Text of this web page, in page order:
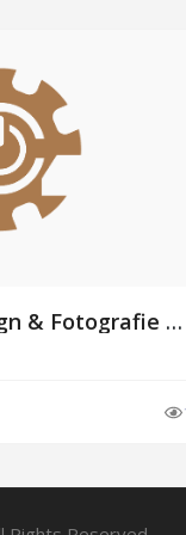
PRILL Mediendesign & Fotografie GmbH